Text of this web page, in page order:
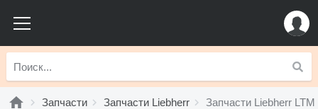
Запчасти Запчасти Liebherr Запчасти Liebherr LTM